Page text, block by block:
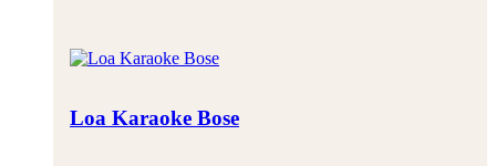
Loa Karaoke Bose